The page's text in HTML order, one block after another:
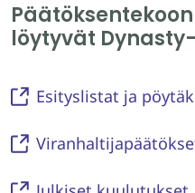
löytyvät
Esityslistat ja